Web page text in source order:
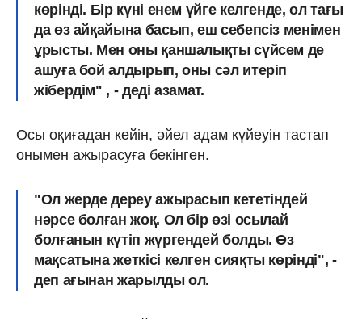
көрінді. Бір күні енем үйге келгенде, ол тағы
да өз айқайына басып, еш себепсіз менімен
ұрысты. Мен оны қаншалықты сүйсем де
ашуға бой алдырып, оны сәл итеріп
жібердім" , - деді азамат.
Осы оқиғадан кейін, әйел адам күйеуін тастап
онымен ажырасуға бекінген.
"Ол жерде дереу ажырасып кететіндей
нәрсе болған жоқ. Ол бір өзі осылай
болғанын күтіп жүргендей болды.Өз
мақсатына жеткісі келген сияқты көрінді", -
деп ағынан жарылды ол.